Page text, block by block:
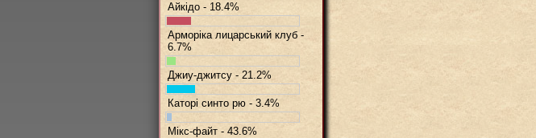
Айкідо - 18.4%
Арморіка лицарський клуб -
6.7%
Джиу-джитсу - 21.2%
Каторі синто рю - 3.4%
Мікс-файт - 43.6%